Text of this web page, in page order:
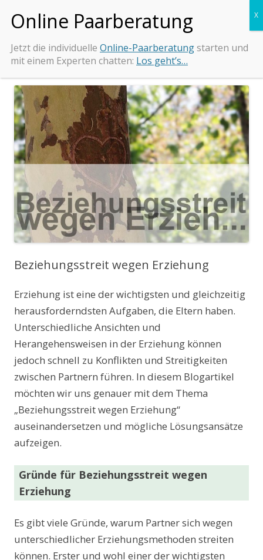
Beziehungs-Retter.de
Inhalt
springen
Beziehungsstreit wegen Erziehung
Erziehung ist eine der wichtigsten und gleichzeitig
herausforderndsten Aufgaben, die Eltern haben.
Unterschiedliche Ansichten und
Herangehensweisen in der Erziehung können
jedoch schnell zu Konflikten und Streitigkeiten
zwischen Partnern führen. In diesem Blogartikel
möchten wir uns genauer mit dem Thema
„Beziehungsstreit wegen Erziehung“
auseinandersetzen und mögliche Lösungsansätze
aufzeigen.
Gründe für Beziehungsstreit wegen
Erziehung
Es gibt viele Gründe, warum Partner sich wegen
unterschiedlicher Erziehungsmethoden streiten
können. Erster und wohl einer der wichtigsten
Jetzt die individuelle Online-Paarberatungstarten und
mit einem Experten chatten: Los geht’s…